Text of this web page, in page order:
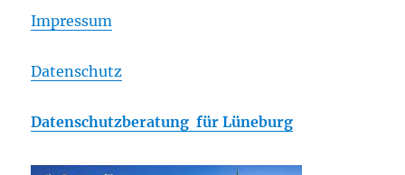
Impressum
Datenschutz
Datenschutzberatung für Lüneburg